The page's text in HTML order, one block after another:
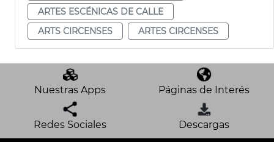
ARTES ESCÉNICAS DE CALLE
ARTS CIRCENSES
ARTES CIRCENSES
Nuestras Apps Páginas de Interés
Redes Sociales Descargas